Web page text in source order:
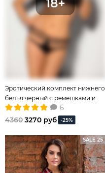
Эротический комплект нижнего
белья черный с ремешками и
кружевом
6
4360 3270 руб -25%
SALE 25